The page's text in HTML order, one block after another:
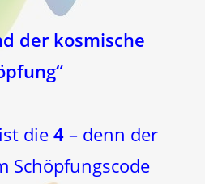
der kosmische
die4 – denn der
Schöpfungscode